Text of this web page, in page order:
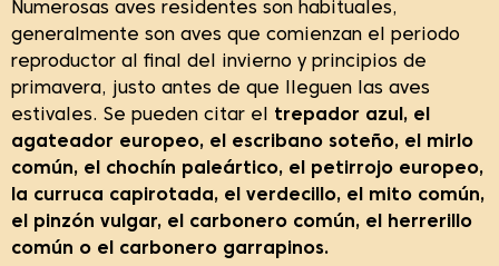
Numerosas aves residentes son habituales,
generalmente son aves que comienzan el periodo
reproductor al final del invierno y principios de
primavera, justo antes de que lleguen las aves
estivales. Se pueden citar el trepador azul, el
agateador europeo, el escribano soteño, el mirlo
común, el chochín paleártico, el petirrojo europeo,
la curruca capirotada, el verdecillo, el mito común,
el pinzón vulgar, el carbonero común, el herrerillo
común o el carbonero garrapinos.